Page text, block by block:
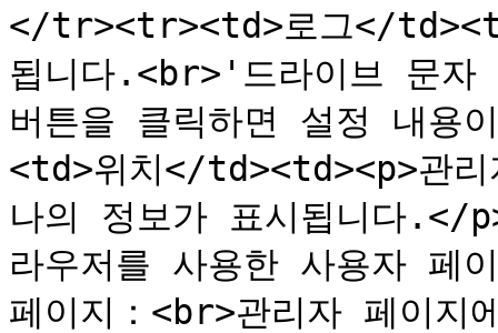
</tr><tr><td>로그</
됩니다.<br>'드라이브 문
버튼을 클릭하면 설정 내
<td>위치</td><td><p>관
나의 정보가 표시됩니다.</
라우저를 사용한 사용자
페이지：<br>관리자 페이